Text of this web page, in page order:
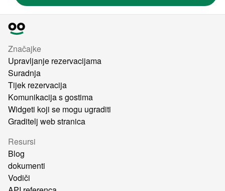
Značajke
Upravljanje rezervacijama
Suradnja
Tijek rezervacija
Komunikacija s gostima
Widgeti koji se mogu ugraditi
Graditelj web stranica
Resursi
Blog
dokumenti
Vodiči